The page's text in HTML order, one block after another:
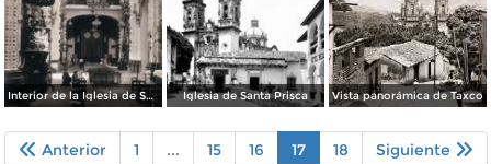
Interior de la Iglesia de Santa Prisca Iglesia de Santa Prisca Vista panorámica de Taxco
Anterior 1 ... 15 16 17 18 Siguiente